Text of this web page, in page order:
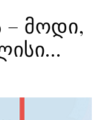
მოდი,